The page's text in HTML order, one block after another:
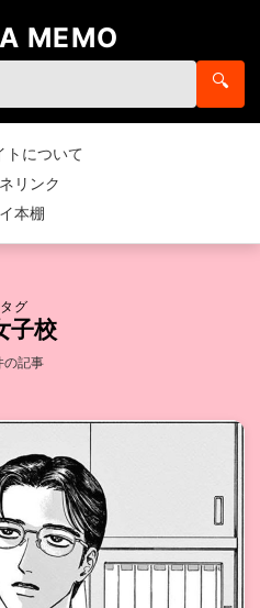
MEMO
🔍
トについて
リンク
本棚
タグ
子校
の記事